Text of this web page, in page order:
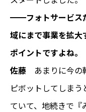
━━フォトサービス
域にまで事業を拡
ポイントですよね。
佐藤 あまりに今の
ピボットしてしま
ていて、地続きで『